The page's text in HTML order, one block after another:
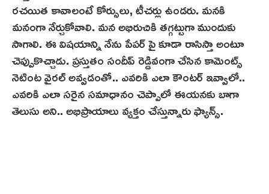
రచయిత కావాలంటే కోర్సులు, టీచర్లు ఉండరు. మనకి
మనంగా నేర్చుకోవాలి. మన అభిరుచికి తగ్గట్టుగా ముందుకు
సాగాలి. ఈ విషయాన్ని నేను పేపర్ పై కూడా రాసిస్తా అంటూ
చెప్పుకొచ్చాడు. ప్రస్తుతం సందీప్ రెడ్డివంగా చేసిన కామెంట్స్
నెటింట‌ వైరల్ అవ్వడంతో.. ఎవరికి ఎలా కౌంటర్ ఇవ్వాలో..
ఎవరికి ఎలా సరైన సమాధానం చెప్పాలో ఈయనకు బాగా
తెలుసు అని.. అభిప్రాయాలు వ్యక్తం చేస్తున్నారు ఫ్యాన్స్.